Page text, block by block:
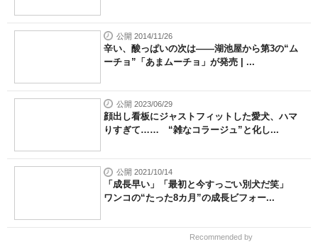
公開 2014/11/26
辛い、酸っぱいの次は――湖池屋から第3の“ム
ーチョ”「あまムーチョ」が発売 | ...
公開 2023/06/29
顔出し看板にジャストフィットした愛犬、ハマ
りすぎて…… “雑なコラージュ”と化し...
公開 2021/10/14
「成長早い」「最初と今すっごい別犬だ笑」
ワンコの“たった8カ月”の成長ビフォー...
Recommended by